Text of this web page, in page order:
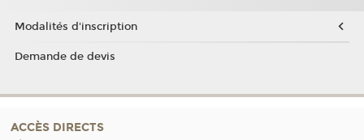
Modalités d'inscription
Demande de devis
ACCÈS DIRECTS